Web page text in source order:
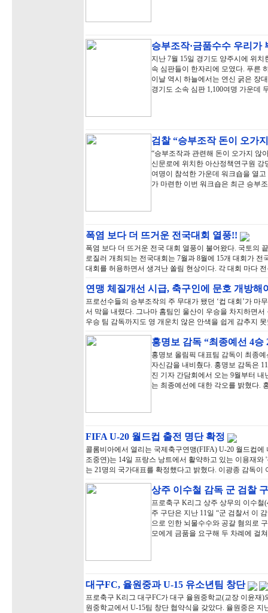
승부조작·금품수수 우리가
지난 7월 15일 경기도 양주시에 위
속 심판들이 한자리에 모였다. 푸른
이날 역시 하늘에서는 연신 굵은 장
경기도 소속 심판 1,100여명 가운데
검찰 “승부조작 돈이 오가
“승부조작과 관련해 돈이 오가지 않
신문로에 위치한 아산정책연구원 강
여명이 참석한 가운데 워크숍을 열
가 마련한 이번 워크숍은 최근 승부
폭염 보다 더 뜨거운 전국대회 열풍!!
폭염 보다 더 뜨거운 전국 대회 열풍이 불어왔다. 국토의
로질러 개최되는 전국대회는 7월과 8월에 15개 대회가
대회를 허용하면서 생겨난 쏠림 현상이다. 각 대회 마다
연맹 체질개선 시급, 축구인에 문호 개방해
프로선수들의 승부조작의 주 무대가 됐던 ‘컵 대회’가 마
서 막을 내렸다. 그나마 홈팀인 울산이 우승을 차지하면
우승 팀 감독까지도 영 개운치 않은 안색을 쉽게 감추지
홍명보 감독 “최종예선 4
홍명보 올림픽 대표팀 감독이 최종
자신감을 내비췄다. 홍명보 감독은
진 기자 간담회에서 오는 9월부터
는 최종예선에 대한 각오를 밝혔다.
FIFA U-20 월드컵 출전 명단 확정
콜롬비아에서 열리는 국제축구연맹(FIFA) U-20 월드컵
조중연)는 14일 프랑스 낭트에서 활약하고 있는 이용재
는 21명의 국가대표를 확정했다고 밝혔다. 이광종 감독
상주 이수철 감독 군 검찰
프로축구 K리그 상주 상무의 이수철
주 구단은 지난 11일 “군 검찰서 이
으로 인한 뇌물수수와 공갈 혐의로
모에게 금품을 요구해 두 차례에 걸
대구FC, 율원중과 U-15 유소년팀 창단
프로축구 K리그 대구FC가 대구 율원중학교(교장 이윤재
원중학교에서 U-15팀 창단 협약식을 갖았다. 율원중은